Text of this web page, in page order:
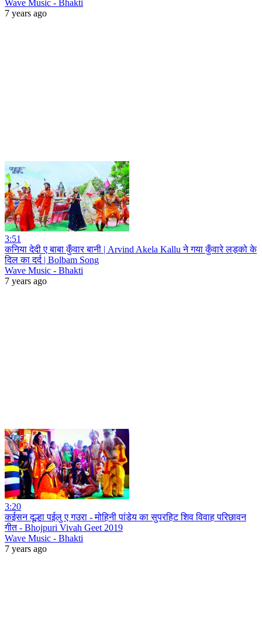
Wave Music - Bhakti
7 years ago
3:51
कनिया देदी ए बाबा कुँवार बानी | Arvind Akela Kallu ने गया कुँवारे लड़को के
दिल का दर्द | Bolbam Song
Wave Music - Bhakti
7 years ago
3:20
कईसन दूल्हा पईलु ए गउरा - मोहिनी पांडेय का सुपरहिट शिव विवाह परिछावन
गीत - Bhojpuri Vivah Geet 2019
Wave Music - Bhakti
7 years ago